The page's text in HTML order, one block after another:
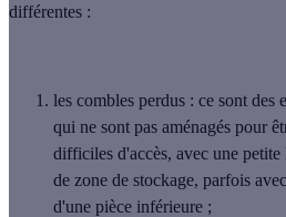
différentes :
les combles perdus : ce sont des
qui ne sont pas aménagés pour
difficiles d'accès, avec une
de zone de stockage, parfois
d'une pièce inférieure ;